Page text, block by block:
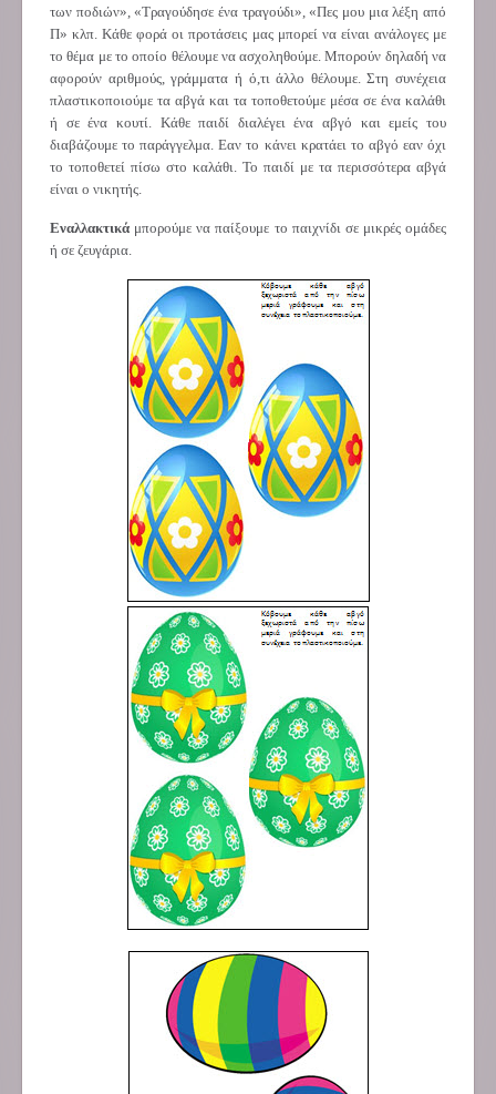
των ποδιών», «Τραγούδησε ένα τραγούδι», «Πες μου μια λέξη από
Π» κλπ. Κάθε φορά οι προτάσεις μας μπορεί να είναι ανάλογες με
το θέμα με το οποίο θέλουμε να ασχοληθούμε. Μπορούν δηλαδή να
αφορούν αριθμούς, γράμματα ή ό,τι άλλο θέλουμε. Στη συνέχεια
πλαστικοποιούμε τα αβγά και τα τοποθετούμε μέσα σε ένα καλάθι
ή σε ένα κουτί. Κάθε παιδί διαλέγει ένα αβγό και εμείς του
διαβάζουμε το παράγγελμα. Εαν το κάνει κρατάει το αβγό εαν όχι
το τοποθετεί πίσω στο καλάθι. Το παιδί με τα περισσότερα αβγά
είναι ο νικητής.
Εναλλακτικά μπορούμε να παίξουμε το παιχνίδι σε μικρές ομάδες
ή σε ζευγάρια.